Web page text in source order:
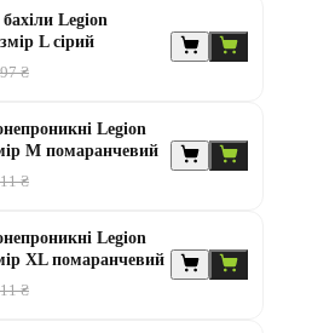
Legion
L сірий
₴
Legion
М помаранчевий
₴
Legion
XL помаранчевий
₴